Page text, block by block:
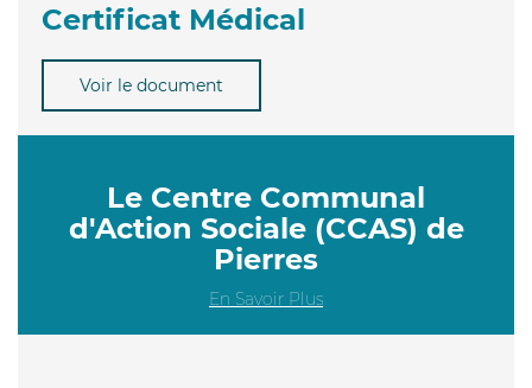
Certificat Médical
Voir le document
Le Centre Communal
d'Action Sociale (CCAS) de
Pierres
En Savoir Plus